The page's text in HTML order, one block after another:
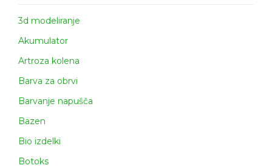
3d modeliranje
Akumulator
Artroza kolena
Barva za obrvi
Barvanje napušča
Bazen
Bio izdelki
Botoks